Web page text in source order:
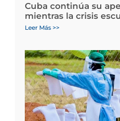
Cuba continúa su
mientras la crisis
Leer Más >>